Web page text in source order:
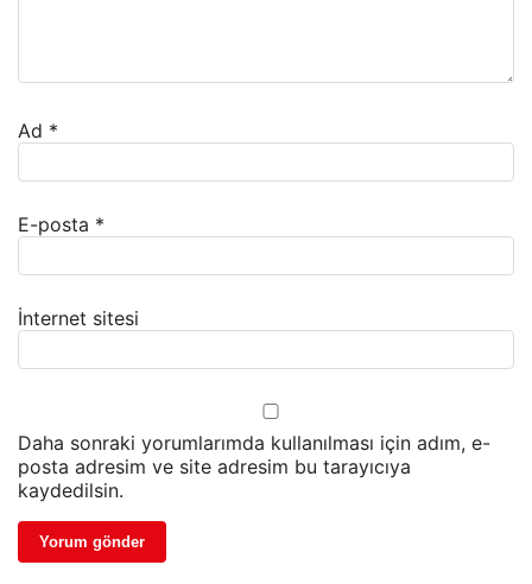
Ad *
E-posta *
İnternet sitesi
Daha sonraki yorumlarımda kullanılması için adım, e-
posta adresim ve site adresim bu tarayıcıya
kaydedilsin.